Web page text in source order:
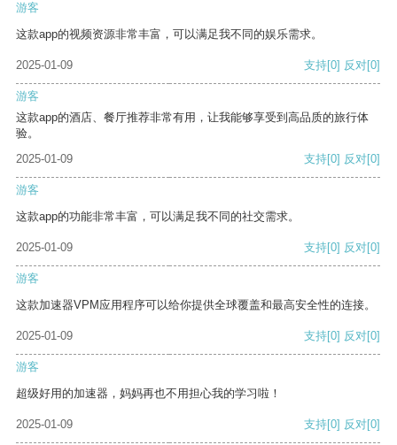
游客
这款app的视频资源非常丰富，可以满足我不同的娱乐需求。
2025-01-09 支持[0] 反对[0]
游客
这款app的酒店、餐厅推荐非常有用，让我能够享受到高品质的旅行体
验。
2025-01-09
支持[0] 反对[0]
游客
这款app的功能非常丰富，可以满足我不同的社交需求。
2025-01-09 支持[0] 反对[0]
游客
这款加速器VPM应用程序可以给你提供全球覆盖和最高安全性的连接。
2025-01-09 支持[0] 反对[0]
游客
超级好用的加速器，妈妈再也不用担心我的学习啦！
2025-01-09 支持[0] 反对[0]